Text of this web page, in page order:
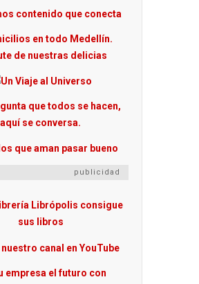
publicidad